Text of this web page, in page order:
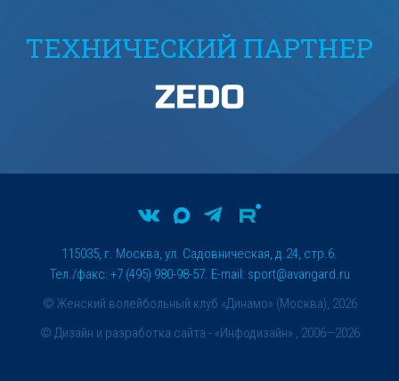
ТЕХНИЧЕСКИЙ ПАРТНЕР
© Женский волейбольный клуб «Динамо» (Москва), 2026
115035, г. Москва, ул. Садовническая, д.24, стр.6.
Тел./факс: +7 (495) 980-98-57. E-mail: sport@avangard.ru
© Дизайн и разработка сайта - «Инфодизайн» , 2006—2026